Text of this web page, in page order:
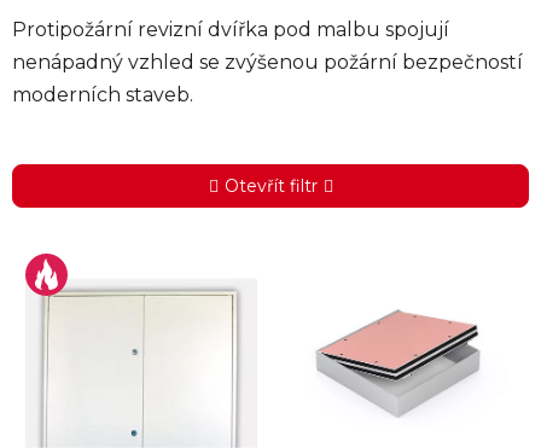
Protipožární revizní dvířka pod malbu spojují
nenápadný vzhled se zvýšenou požární bezpečností
moderních staveb.
Otevřít filtr
ý